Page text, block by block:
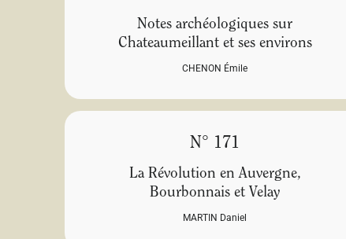
Notes archéologiques sur
Chateaumeillant et ses environs
CHENON Émile
N° 171
La Révolution en Auvergne,
Bourbonnais et Velay
MARTIN Daniel